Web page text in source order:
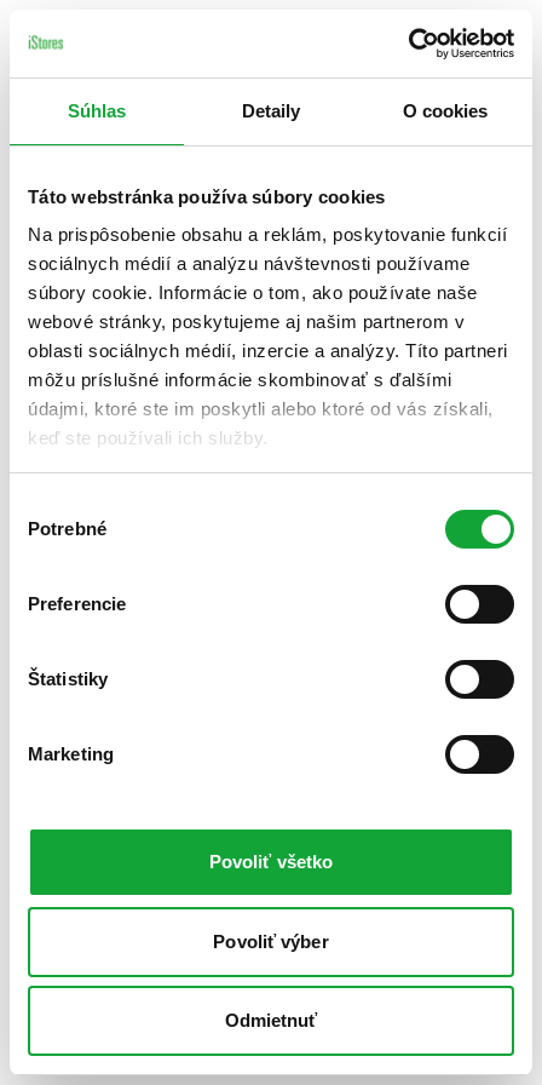
Súhlas Detaily O cookies
Táto webstránka používa súbory cookies
Na prispôsobenie obsahu a reklám, poskytovanie funkcií
sociálnych médií a analýzu návštevnosti používame
súbory cookie. Informácie o tom, ako používate naše
webové stránky, poskytujeme aj našim partnerom v
oblasti sociálnych médií, inzercie a analýzy. Títo partneri
môžu príslušné informácie skombinovať s ďalšími
údajmi, ktoré ste im poskytli alebo ktoré od vás získali,
keď ste používali ich služby.
súhlasu
Potrebné
Preferencie
Štatistiky
Marketing
Povoliť všetko
Povoliť výber
Odmietnuť